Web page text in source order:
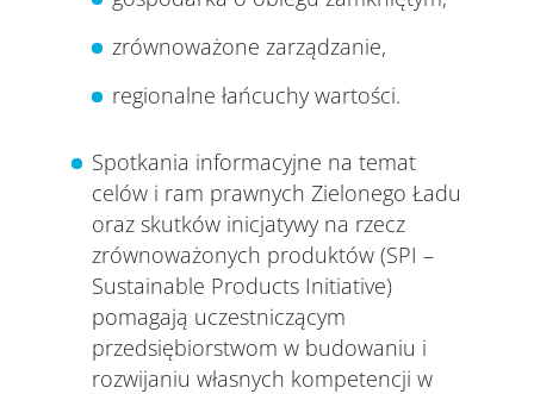
zrównoważone zarządzanie,
regionalne łańcuchy wartości.
Spotkania informacyjne na temat
celów i ram prawnych Zielonego Ładu
oraz skutków inicjatywy na rzecz
zrównoważonych produktów (SPI –
Sustainable Products Initiative)
pomagają uczestniczącym
przedsiębiorstwom w budowaniu i
rozwijaniu własnych kompetencji w